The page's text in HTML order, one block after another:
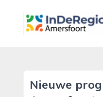
inderegioamersfoort.nl
Nieuwe